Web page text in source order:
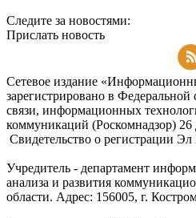
Следите за новостями:
Прислать новость
Сетевое издание
зарегистрировано в
связи, информационных
коммуникаций (Роскомнадзор) 26
Свидетельство о регистрации
Учредитель - департамент
анализа и развития
области. Адрес: 156005, г.